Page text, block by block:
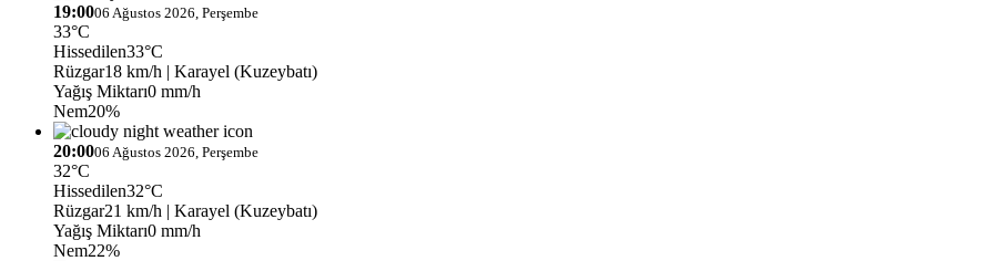
19:0006 Ağustos 2026, Perşembe
33°C
Hissedilen33°C
Rüzgar18 km/h | Karayel (Kuzeybatı)
Yağış Miktarı0 mm/h
Nem20%
20:0006 Ağustos 2026, Perşembe
32°C
Hissedilen32°C
Rüzgar21 km/h | Karayel (Kuzeybatı)
Yağış Miktarı0 mm/h
Nem22%